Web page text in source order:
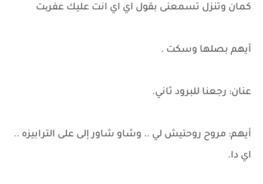
كمان وتنزل تسمعنى بقول اي اي انت عليك عفریت
أيهم بصلها وسكت .
عنان: رجعنا للبرود ثاني.
أيهم: مروح روحتيش لي .. وشاو شاور إلى على الترابيزه ..
اي دا.